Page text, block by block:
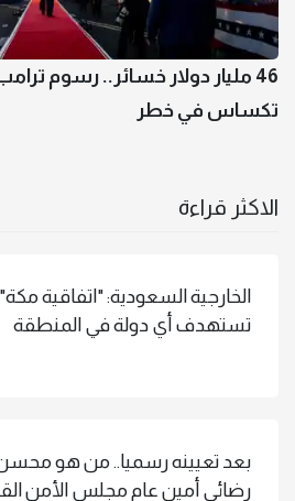
46 مليار دولار خسائر.. رسوم
تكساس في خطر
الاكثر قراءة
الخارجية السعودية: "اتفاقية مكة"
تستهدف أي دولة في المنطقة
بعد تعيينه رسميا.. من هو
رضائي أمين عام مجلس الأمن